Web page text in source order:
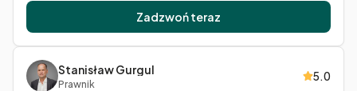
Zadzwoń teraz
Stanisław Gurgul
Prawnik
5.0